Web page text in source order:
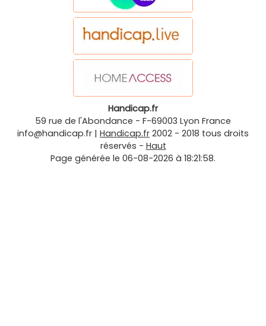
Handicap.fr
59 rue de l'Abondance - F-69003 Lyon France
info@handicap.fr | Handicap.fr 2002 - 2018 tous droits
réservés - Haut
Page générée le 06-08-2026 à 18:21:58.